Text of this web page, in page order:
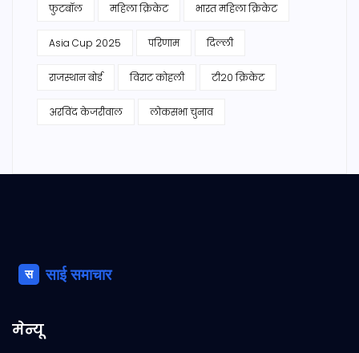
फुटबॉल महिला क्रिकेट भारत महिला क्रिकेट
Asia Cup 2025 परिणाम दिल्ली
राजस्थान बोर्ड विराट कोहली टी20 क्रिकेट
अरविंद केजरीवाल लोकसभा चुनाव
मेन्यू